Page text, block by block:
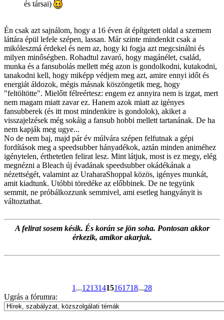
és társai)
Én csak azt sajnálom, hogy a 16 éven át építgetett oldal a szemem
láttára épül lefele szépen, lassan. Már szinte mindenkit csak a
mikóleszmá érdekel és nem az, hogy ki fogja azt megcsinálni és
milyen minőségben. Rohadtul zavaró, hogy magánélet, család,
munka és a fansubolás mellett még azon is gondolkodni, kutakodni,
tanakodni kell, hogy miképp védjem meg azt, amire ennyi időt és
energiát áldozok, mégis másnak köszöngetik meg, hogy
"feltöltötte". Mielőtt félreértesz: engem ez annyira nem is izgat, mert
nem magam miatt zavar ez. Hanem azok miatt az igényes
fansubberek (és itt most mindenkire is gondolok), akiket a
visszajelzések még sokáig a fansub hobbi mellett tartanának. De ha
nem kapják meg ugye...
No de nem baj, majd pár év múlvára szépen felfutnak a gépi
fordítások meg a speedsubber hányadékok, aztán minden animéhez
igénytelen, érthetetlen felirat lesz. Mint látjuk, most is ez megy, elég
megnézni a Bleach új évadának speedsubber okádékának a
nézettségét, valamint az UraharaShoppal közös, igényes munkát,
amit kiadtunk. Utóbbi töredéke az előbbinek. De ne tegyünk
semmit, ne próbálkozzunk semmivel, ami esetleg hangyányit is
változtathat.
A felirat sosem késik. És korán se jön soha. Pontosan akkor
érkezik, amikor akarjuk.
1 ...12131415161718...28
Ugrás a fórumra: